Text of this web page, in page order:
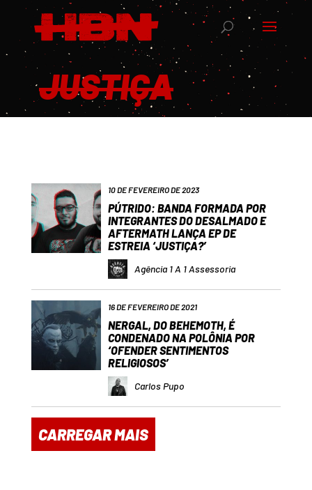
JUSTIÇA
10 DE FEVEREIRO DE 2023
PÚTRIDO: BANDA FORMADA POR
INTEGRANTES DO DESALMADO E
AFTERMATH LANÇA EP DE
ESTREIA ‘JUSTIÇA?’
Agência 1 A 1 Assessoria
16 DE FEVEREIRO DE 2021
NERGAL, DO BEHEMOTH, É
CONDENADO NA POLÔNIA POR
‘OFENDER SENTIMENTOS
RELIGIOSOS’
Carlos Pupo
CARREGAR MAIS